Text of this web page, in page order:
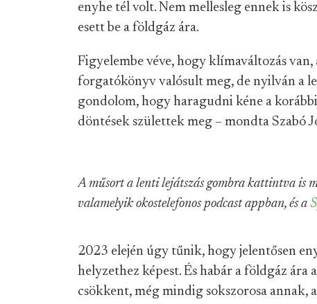
enyhe tél volt. Nem mellesleg ennek is
esett be a földgáz ára.
Figyelembe véve, hogy klímaváltozás
forgatókönyv valósult meg, de nyilván a
gondolom, hogy haragudni kéne a
döntések születtek meg – mondta Szabó
A műsort a lenti lejátszás gombra kattintva is
valamelyik okostelefonos podcast appban, és a
2023 elején úgy tűnik, hogy jelentősen
helyzethez képest. És habár a földgáz
csökkent, még mindig sokszorosa annak,